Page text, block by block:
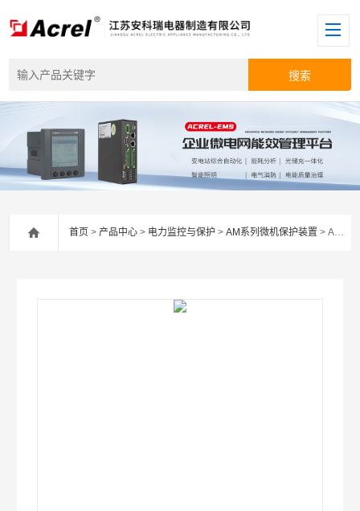
首页 >产品中心 > 电力监控与保护 >AM系列微机保护装置 > AM5SE-PV安科瑞主从机防逆流保护测控装置光纤通讯